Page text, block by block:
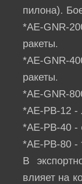
пилона).
*АЕ-GNR-
ракеты.
*АЕ-GNR-
ракеты.
*AE-GNR-
*AE-PB-12 -
*AE-PB-40
*АЕ-РВ-80 -
В
влияет на